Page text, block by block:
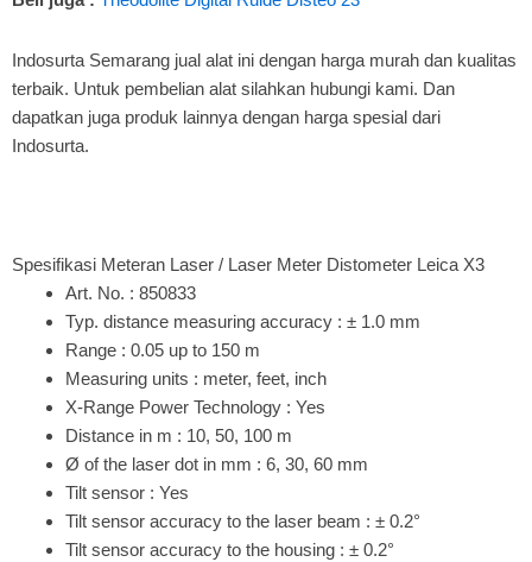
Indosurta Semarang jual alat ini dengan harga murah dan kualitas
terbaik. Untuk pembelian alat silahkan hubungi kami. Dan
dapatkan juga produk lainnya dengan harga spesial dari
Indosurta.
Spesifikasi Meteran Laser / Laser Meter Distometer Leica X3
Art. No. : 850833
Typ. distance measuring accuracy : ± 1.0 mm
Range : 0.05 up to 150 m
Measuring units : meter, feet, inch
X-Range Power Technology : Yes
Distance in m : 10, 50, 100 m
Ø of the laser dot in mm : 6, 30, 60 mm
Tilt sensor : Yes
Tilt sensor accuracy to the laser beam : ± 0.2°
Tilt sensor accuracy to the housing : ± 0.2°